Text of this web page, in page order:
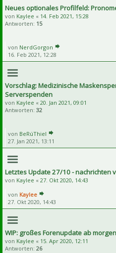
Neues optionales Profilfeld:
von Kaylee « 14. Feb 2021, 15:28
Antworten: 15
von NerdGorgon
16. Feb 2021, 12:28
Vorschlag: Medizinische
Serverspenden
von Kaylee « 20. Jan 2021, 09:01
Antworten: 32
von BeRúThiel
27. Jan 2021, 13:11
Letztes Update 27/10 - nachrichten
von Kaylee « 27. Okt 2020, 14:43
von Kaylee
27. Okt 2020, 14:43
WIP: großes Forenupdate ab morgen
von Kaylee « 15. Apr 2020, 12:11
Antworten: 26